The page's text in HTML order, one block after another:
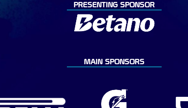
PRESENTING SPONSOR
MAIN SPONSORS